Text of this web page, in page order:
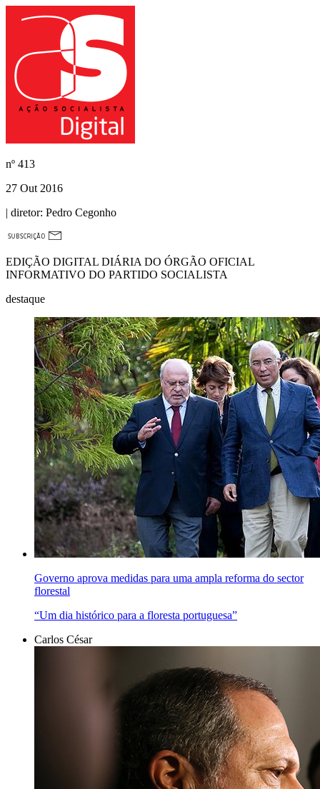
nº 413
27 Out 2016
| diretor: Pedro Cegonho
EDIÇÃO DIGITAL DIÁRIA DO ÓRGÃO OFICIAL
INFORMATIVO DO PARTIDO SOCIALISTA
destaque
Governo aprova medidas para uma ampla reforma do sector
florestal
“Um dia histórico para a floresta portuguesa”
Carlos César